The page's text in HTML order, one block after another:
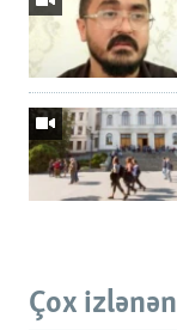
Çox izlənən